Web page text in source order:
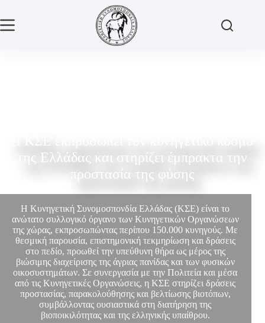
της Ελλάδας και στηρίζει έμπρακτα την
προστασία της φύσης
Η Κυνηγετική Συνομοσπονδία Ελλάδας (ΚΣΕ) είναι το
ανώτατο συλλογικό όργανο των Κυνηγετικών Οργανώσεων
της χώρας, εκπροσωπώντας περίπου 150.000 κυνηγούς. Με
θεσμική παρουσία, επιστημονική τεκμηρίωση και δράσεις
στο πεδίο, προωθεί την υπεύθυνη θήρα ως μέρος της
βιώσιμης διαχείρισης της άγριας πανίδας και των φυσικών
οικοσυστημάτων. Σε συνεργασία με την Πολιτεία και μέσα
από τις Κυνηγετικές Οργανώσεις, η ΚΣΕ στηρίζει δράσεις
προστασίας, παρακολούθησης και βελτίωσης βιοτόπων,
συμβάλλοντας ουσιαστικά στη διατήρηση της
βιοποικιλότητας και της ελληνικής υπαίθρου.